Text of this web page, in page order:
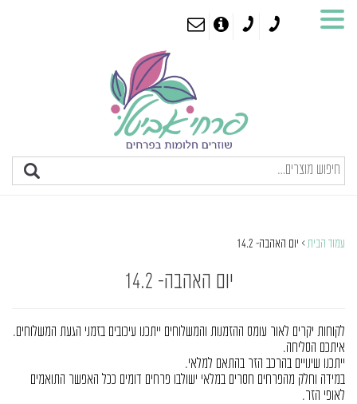
עמוד הבית > יום האהבה- 14.2
יום האהבה- 14.2
לקוחות יקרים לאור עומס ההזמנות והמשלוחים ייתכנו עיכובים בזמני הגעת המשלוחים.
איתכם הסליחה.
ייתכנו שינויים בהרכב הזר בהתאם למלאי.
במידה וחלק מהפרחים חסרים במלאי ישולבו פרחים דומים ככל האפשר התואמים
לאופי הזר.